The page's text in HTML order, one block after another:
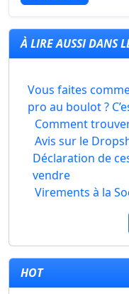
À LIRE AUSSI DANS
Vous faites
pro au boulot ?
Comment
Avis sur le
Déclaration de
vendre
Virements à la
HOT